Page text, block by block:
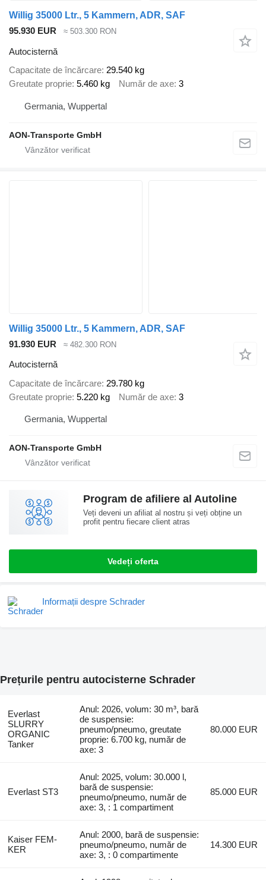
Willig 35000 Ltr., 5 Kammern, ADR, SAF
95.930 EUR
≈ 503.300 RON
Autocisternă
Capacitate de încărcare 29.540 kg
Greutate proprie 5.460 kg Număr de axe 3
Germania, Wuppertal
AON-Transporte GmbH
Willig 35000 Ltr., 5 Kammern, ADR, SAF
91.930 EUR
≈ 482.300 RON
Autocisternă
Capacitate de încărcare 29.780 kg
Greutate proprie 5.220 kg Număr de axe 3
Germania, Wuppertal
AON-Transporte GmbH
Program de afiliere al Autoline
Veți deveni un afiliat al nostru și veți obține un
profit pentru fiecare client atras
Vedeți oferta
Informații despre Schrader
Prețurile pentru autocisterne Schrader
Everlast
SLURRY
ORGANIC
Tanker
Anul: 2026, volum: 30 m³, bară
de suspensie:
pneumo/pneumo, greutate
proprie: 6.700 kg, număr de
axe: 3
80.000 EUR
Everlast ST3
Anul: 2025, volum: 30.000 l,
bară de suspensie:
pneumo/pneumo, număr de
axe: 3, : 1 compartiment
85.000 EUR
Kaiser FEM-
KER
Anul: 2000, bară de suspensie:
pneumo/pneumo, număr de
axe: 3, : 0 compartimente
14.300 EUR